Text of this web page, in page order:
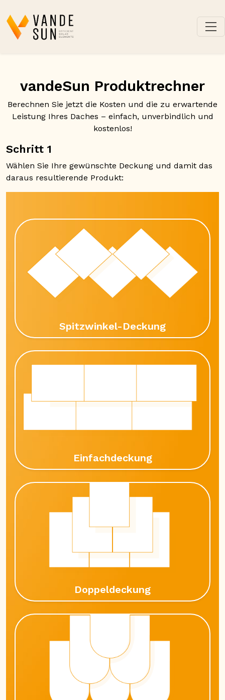
vandeSun Produktrechner
Berechnen Sie jetzt die Kosten und die zu erwartende
Leistung Ihres Daches – einfach, unverbindlich und
kostenlos!
Schritt 1
Wählen Sie Ihre gewünschte Deckung und damit das
daraus resultierende Produkt:
Spitzwinkel-Deckung
Einfachdeckung
Doppeldeckung